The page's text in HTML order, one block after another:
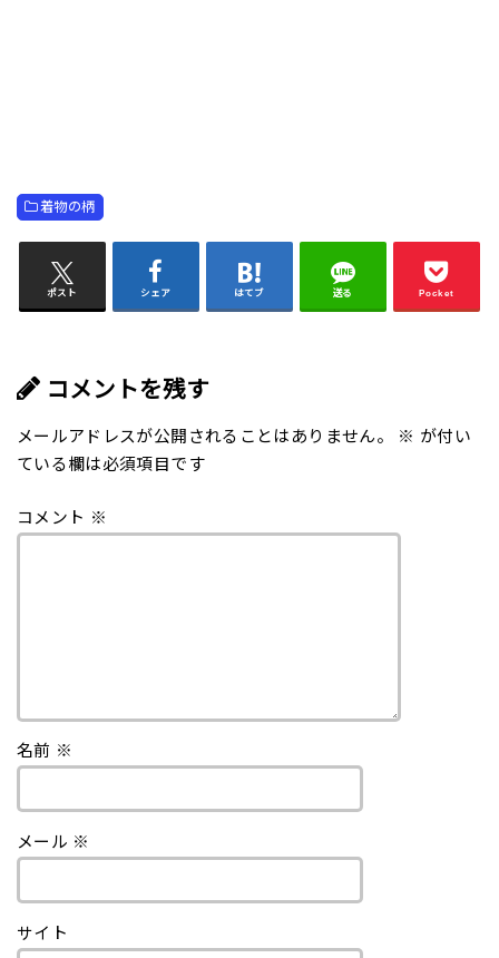
着物の柄
ポスト シェア はてブ 送る Pocket
コメントを残す
メールアドレスが公開されることはありません。 ※ が付い
ている欄は必須項目です
コメント ※
名前 ※
メール ※
サイト